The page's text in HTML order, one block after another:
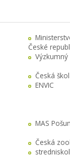
České
Česká
ENVIC
MAS
Česká